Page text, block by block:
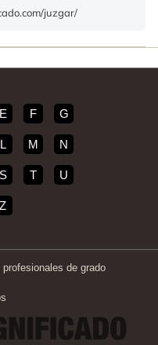
juzgar/
E F G
L M N
S T U
Z
de grado